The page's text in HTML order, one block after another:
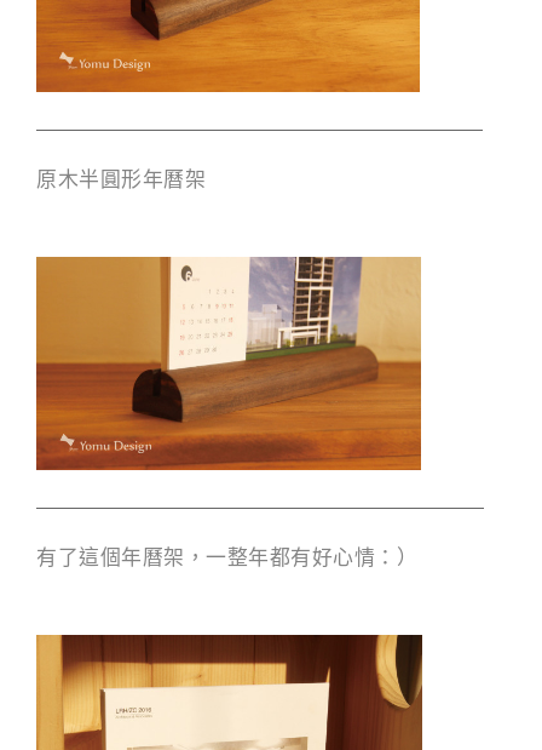
原木半圓形年曆架
有了這個年曆架，一整年都有好心情：）